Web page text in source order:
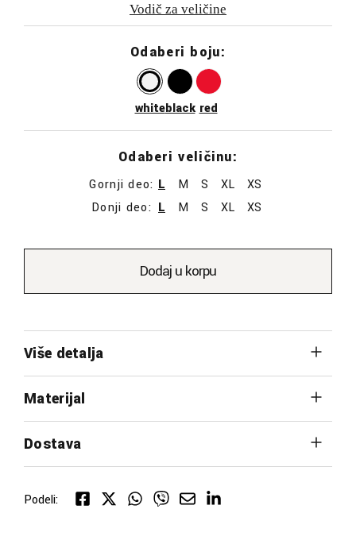
Vodič za veličine
Odaberi boju:
whiteblack red
Odaberi veličinu:
Gornji deo: L M S XL
XS
Donji deo: L M S XL XS
Dodaj u korpu
Više detalja
Materijal
Dostava
Podeli: